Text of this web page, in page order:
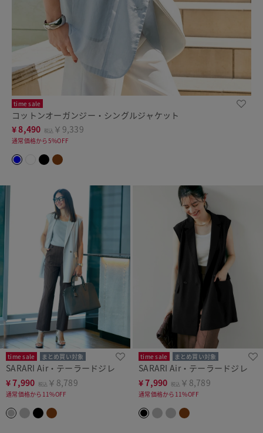
time sale
コットンオーガンジー・シングルジャケット
¥8,490 税込 ￥9,339
通常価格から5%OFF
time sale
まとめ買い対象
洗濯機可
WEB・店舗限定
SARARI Air・テーラードジレ
¥7,990 税込 ￥8,789
通常価格から11%OFF
time sale
まとめ買い対象
洗濯機可
WEB・店舗限定
SARARI Air・テーラードジレ
¥7,990 税込 ￥8,789
通常価格から11%OFF